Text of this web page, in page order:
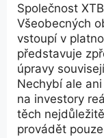
Společnost
Všeobecných
vstoupí v
představuje
úpravy
Nechybí ale
na investory
těch
provádět